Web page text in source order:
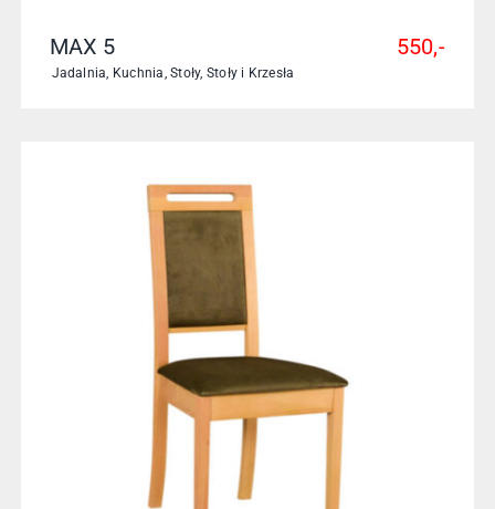
MAX 5
Jadalnia Kuchnia ,Stoły, Stoły i Krzesła
550,-